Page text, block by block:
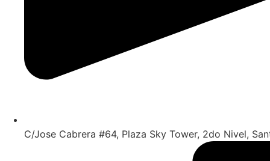
C/Jose Cabrera #64, Plaza Sky Tower, 2do Nivel,